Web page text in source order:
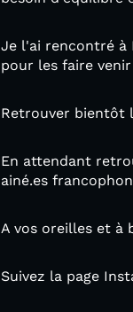
Je l'ai rencontré à
pour les faire
Retrouver bientôt
En attendant
ainé.es
A vos oreilles et à
Suivez la page